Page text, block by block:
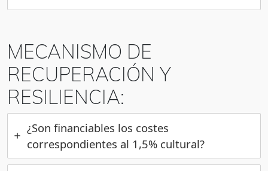
MECANISMO DE
RECUPERACIÓN Y
RESILIENCIA:
¿Son financiables los costes
correspondientes al 1,5% cultural?